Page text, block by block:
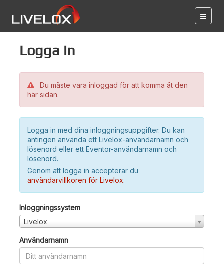
Logga in
Du måste vara inloggad för att komma åt den
här sidan.
Logga in med dina inloggningsuppgifter. Du kan
antingen använda ett Livelox-användarnamn och
lösenord eller ett Eventor-användarnamn och
lösenord.
Genom att logga in accepterar du
användarvillkoren för Livelox.
Inloggningssystem
Livelox
Användarnamn